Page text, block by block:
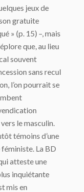
jeux de
gratuite
» (p. 15) –, mais
que, au lieu
souvent
sans recul
l’on pourrait se
le masculin.
témoins d’une
La BD
atteste une
inquiétante
mis en